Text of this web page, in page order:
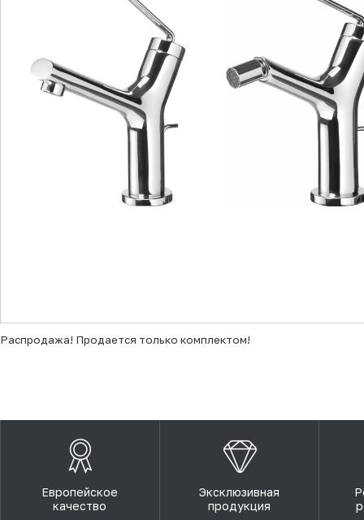
Распродажа! Продается только комплектом!
Европейское
качество
Эксклюзивная
продукция